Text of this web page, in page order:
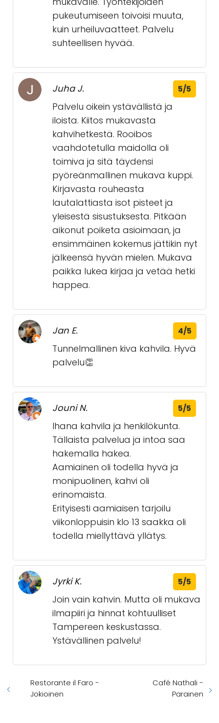
pukeutumiseen toivoisi muuta,
kuin urheiluvaatteet. Palvelu
suhteellisen hyvää.
Juha J. 5/5
Palvelu oikein ystävällistä ja
iloista. Kiitos mukavasta
kahvihetkestä. Rooibos
vaahdotetulla maidolla oli
toimiva ja sitä täydensi
pyöreänmallinen mukava kuppi.
Kirjavasta rouheasta
lautalattiasta isot pisteet ja
yleisestä sisustuksesta. Pitkään
aikonut poiketa asioimaan, ja
ensimmäinen kokemus jättikin nyt
jälkeensä hyvän mielen. Mukava
paikka lukea kirjaa ja vetää hetki
happea.
Jan E. 4/5
Tunnelmallinen kiva kahvila. Hyvä
palvelu👏
Jouni N. 5/5
Ihana kahvila ja henkilökunta.
Tällaista palvelua ja intoa saa
hakemalla hakea.
Aamiainen oli todella hyvä ja
monipuolinen, kahvi oli
erinomaista.
Erityisesti aamiaisen tarjoilu
viikonloppuisin klo 13 saakka oli
todella miellyttävä yllätys.
Jyrki K. 5/5
Join vain kahvin. Mutta oli mukava
ilmapiiri ja hinnat kohtuulliset
Tampereen keskustassa.
Ystävällinen palvelu!
Restorante il Faro -
Jokioinen
Café Nathali -
Parainen